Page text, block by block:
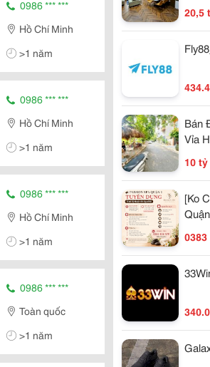
0986 *** ***
Hồ Chí Minh
>1 năm
0986 *** ***
Hồ Chí Minh
>1 năm
0986 *** ***
Hồ Chí Minh
>1 năm
0986 *** ***
Toàn quốc
>1 năm
20,5
Bán
Vỉa
10 tỷ
[Ko
0383